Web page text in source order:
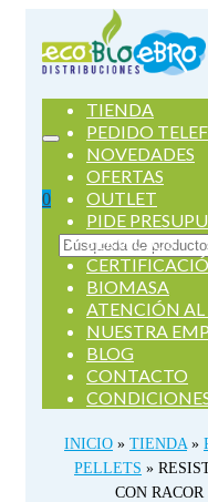
0
Buscar
por:
TIENDA
PEDIDO
NOVEDADES
OFERTAS
OUTLET
PIDE
SERVICIOS
BIOMASA
ATENCIÓN AL
NUESTRA
BLOG
CONTACTO
INICIO » TIENDA »
PELLETS »
CON